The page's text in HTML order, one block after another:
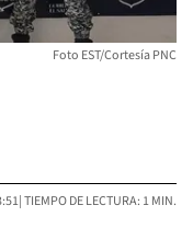
Foto EST/Cortesía PNC
| TIEMPO DE LECTURA: 1 MIN.